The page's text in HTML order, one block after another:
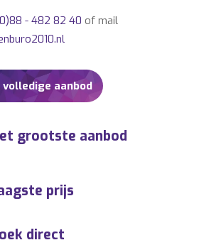
- 482 82 40 of mail
aanbod
grootste aanbod
prijs
direct